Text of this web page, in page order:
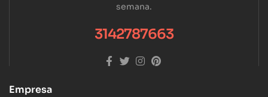
semana.
3142787663
Empresa